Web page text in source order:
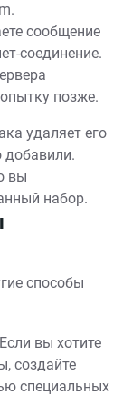
сообщение
соединение.
позже.
удаляет его
добавили.
вы
набор.
способы
Если вы хотите
создайте
специальных